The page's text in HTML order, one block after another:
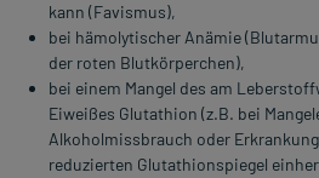
kann (Favismus),
bei hämolytischer Anämie
der roten Blutkörperchen),
bei einem Mangel des am
Eiweißes Glutathion (z.B. bei
Alkoholmissbrauch oder
reduzierten Glutathionspiegel